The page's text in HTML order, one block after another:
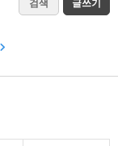
검색 글쓰기